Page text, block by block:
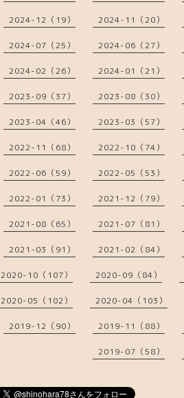
2024-12（19） 2024-11（20）
2024-07（25） 2024-06（27）
2024-02（26） 2024-01（21）
2023-09（37） 2023-08（30）
2023-04（46） 2023-03（57）
2022-11（68） 2022-10（74）
2022-06（59） 2022-05（53）
2022-01（73） 2021-12（79）
2021-08（65） 2021-07（81）
2021-03（91） 2021-02（84）
2020-10（107） 2020-09（84）
2020-05（102） 2020-04（103）
2019-12（90） 2019-11（88）
2019-07（58）